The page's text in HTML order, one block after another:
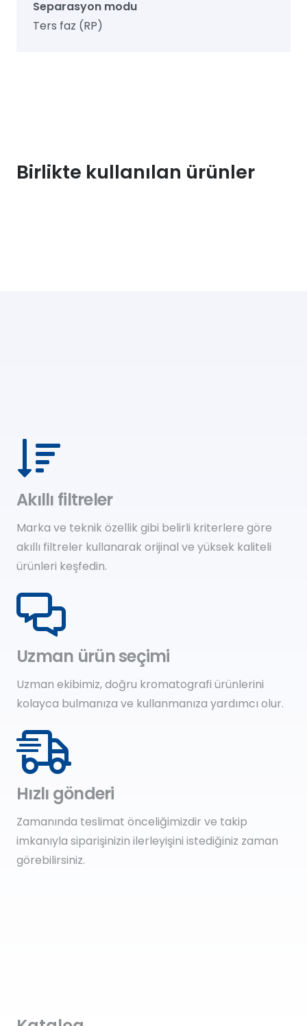
Separasyon modu
Ters faz (RP)
Birlikte kullanılan ürünler
Akıllı filtreler
Marka ve teknik özellik gibi belirli kriterlere göre
akıllı filtreler kullanarak orijinal ve yüksek kaliteli
ürünleri keşfedin.
Uzman ürün seçimi
Uzman ekibimiz, doğru kromatografi ürünlerini
kolayca bulmanıza ve kullanmanıza yardımcı olur.
Hızlı gönderi
Zamanında teslimat önceliğimizdir ve takip
imkanıyla siparişinizin ilerleyişini istediğiniz zaman
görebilirsiniz.